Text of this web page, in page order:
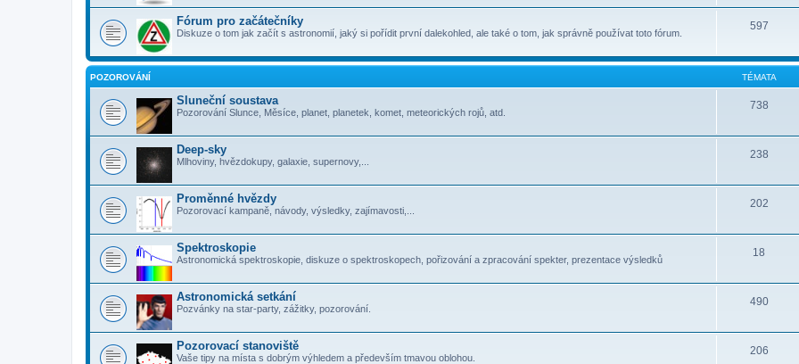
Fórum pro začátečníky
Diskuze o tom jak začít s astronomií, jaký si pořídit první dalekohled, ale také o tom, jak správně používat toto fórum.
597
POZOROVÁNÍ TÉMATA
Sluneční soustava
Pozorování Slunce, Měsíce, planet, planetek, komet, meteorických rojů, atd.
738
Deep-sky
Mlhoviny, hvězdokupy, galaxie, supernovy,...
238
Proměnné hvězdy
Pozorovací kampaně, návody, výsledky, zajímavosti,...
202
Spektroskopie
Astronomická spektroskopie, diskuze o spektroskopech, pořizování a zpracování spekter, prezentace výsledků
18
Astronomická setkání
Pozvánky na star-party, zážitky, pozorování.
490
Pozorovací stanoviště
Vaše tipy na místa s dobrým výhledem a především tmavou oblohou.
206